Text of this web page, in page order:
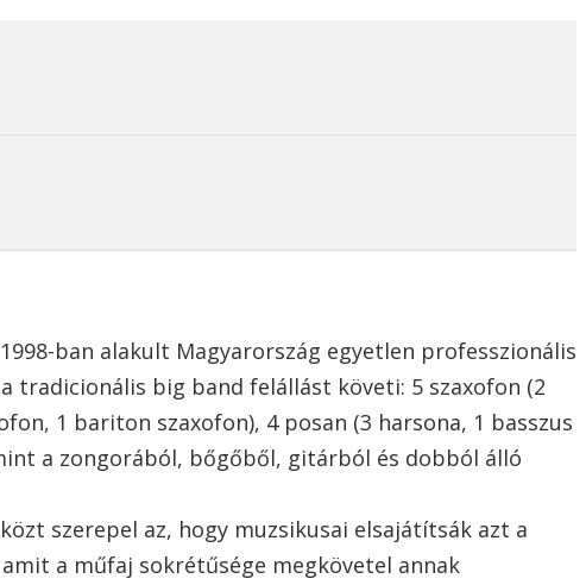
ban alakult Magyarország egyetlen professzionális
tradicionális big band felállást követi: 5 szaxofon (2
1 bariton szaxofon), 4 posan (3 harsona, 1 basszus
a zongorából, bőgőből, gitárból és dobból álló
szerepel az, hogy muzsikusai elsajátítsák azt a
a műfaj sokrétűsége megkövetel annak